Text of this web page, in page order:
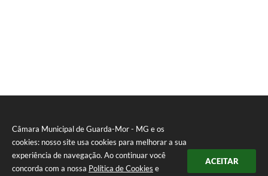
Câmara Municipal de Guarda-Mor - MG e os
cookies: nosso site usa cookies para melhorar a sua
experiência de navegação. Ao continuar você
concorda com a nossa Política de Cookies e
ACEITAR